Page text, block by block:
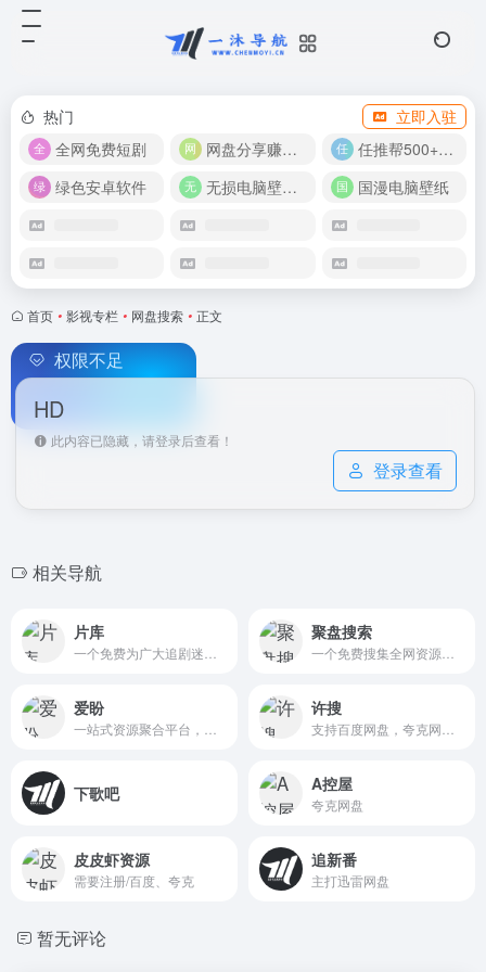
热门
立即入驻
全网免费短剧
网盘分享赚奖金！
任推帮500+推广项目！
绿色安卓软件
无损电脑壁纸合集 国漫电脑壁纸
首页 • 影视专栏 • 网盘搜索 • 正文
权限不足
HD
此内容已隐藏，请登录后查看！
登录查看
相关导航
片库 聚盘搜索
爱盼 许搜
下歌吧 A控屋
夸克网盘
皮皮虾资源
需要注册/百度、夸克
追新番
主打迅雷网盘
暂无评论